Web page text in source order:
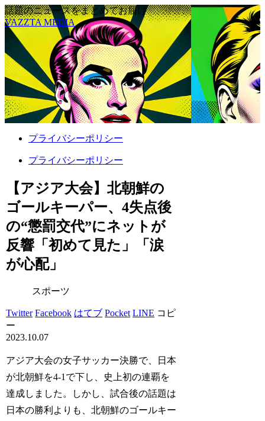
話題のニュースをまとめてお届け
VAZZTA MEDIA
プライバシーポリシー
プライバシーポリシー
【アジア大会】北朝鮮の
ゴールキーパー、4失点後
の“懲罰交代”にネットが
反響「初めて見た」「涙
が心配」
スポーツ
Twitter Facebook はてブ Pocket LINE コピ
ー
2023.10.07
アジア大会の女子サッカー決勝で、日本
が北朝鮮を4-1で下し、史上初の連覇を
達成しました。しかし、試合後の話題は
日本の勝利よりも、北朝鮮のゴールキー